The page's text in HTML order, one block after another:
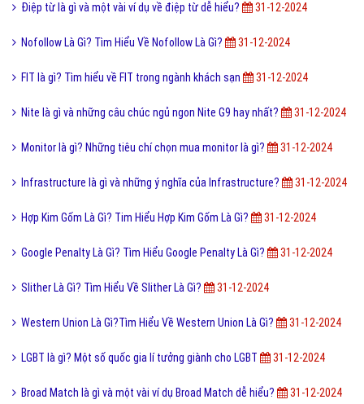
Điệp từ là gì và một vài ví dụ về điệp từ dễ hiểu? 31-12-2024
Nofollow Là Gì? Tìm Hiểu Về Nofollow Là Gì? 31-12-2024
FIT là gì? Tìm hiểu về FIT trong ngành khách sạn 31-12-2024
Nite là gì và những câu chúc ngủ ngon Nite G9 hay nhất? 31-12-2024
Monitor là gì? Những tiêu chí chọn mua monitor là gì? 31-12-2024
Infrastructure là gì và những ý nghĩa của Infrastructure? 31-12-2024
Hợp Kim Gốm Là Gì? Tim Hiểu Hợp Kim Gốm Là Gì? 31-12-2024
Google Penalty Là Gì? Tìm Hiểu Google Penalty Là Gì? 31-12-2024
Slither Là Gì? Tìm Hiểu Về Slither Là Gì? 31-12-2024
Western Union Là Gì?Tìm Hiểu Về Western Union Là Gì? 31-12-2024
LGBT là gì? Một số quốc gia lí tưởng giành cho LGBT 31-12-2024
Broad Match là gì và một vài ví dụ Broad Match dễ hiểu? 31-12-2024